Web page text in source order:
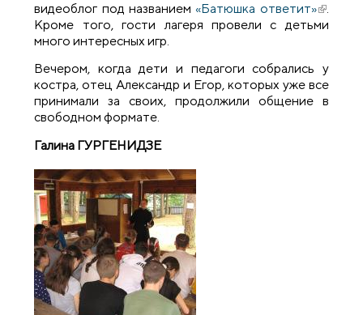
видеоблог под названием«Батюшка ответит»
ссылка)
.
Кроме того, гости лагеря провели с детьми
много интересных игр.
Вечером, когда дети и педагоги собрались у
костра, отец Александр и Егор, которых уже все
принимали за своих, продолжили общение в
свободном формате.
Галина ГУРГЕНИДЗЕ